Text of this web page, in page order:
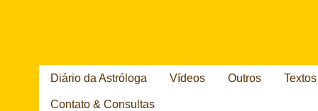
Diário da Astróloga Vídeos Outros
Contato & Consultas